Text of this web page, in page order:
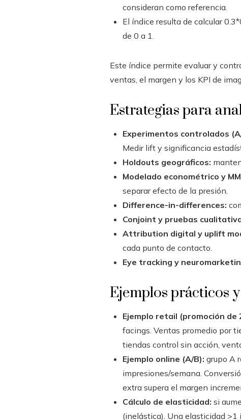
consideran como referencia.
El índice resulta de calcular
de 0 a 1.
Este índice permite evaluar y
ventas, el margen y los KPI de
Estrategias para
Experimentos controlados
Medir lift y significancia
Holdouts geográficos:
Modelado econométrico y
separar efecto de la presión.
Difference-in-differences:
Conjoint y pruebas
Attribution digital y uplift
cada punto de contacto.
Eye tracking y
Ejemplos prácticos
Ejemplo retail (promoción de
facings. Ventas promedio por
tiendas control sin acción,
Ejemplo online (A/B): grupo A
impresiones/semana.
extra supera el margen
Cálculo de elasticidad: si
(inelástica). Una elasticidad >1